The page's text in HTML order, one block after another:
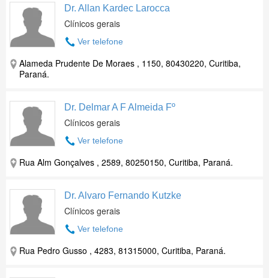
Dr. Allan Kardec Larocca
Clínicos gerais
Ver telefone
Alameda Prudente De Moraes , 1150, 80430220, Curitiba,
Paraná.
Dr. Delmar A F Almeida Fº
Clínicos gerais
Ver telefone
Rua Alm Gonçalves , 2589, 80250150, Curitiba, Paraná.
Dr. Alvaro Fernando Kutzke
Clínicos gerais
Ver telefone
Rua Pedro Gusso , 4283, 81315000, Curitiba, Paraná.